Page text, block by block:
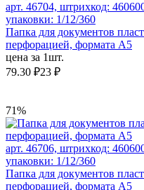
арт. 46704, штрихкод:
упаковки: 1/12/360
Папка для документов
перфорацией, формата А5
цена за 1шт.
79.30 ₽23 ₽
71%
арт. 46706, штрихкод:
упаковки: 1/12/360
Папка для документов
перфорацией, формата А5